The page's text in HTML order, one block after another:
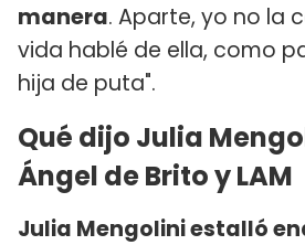
manera. Aparte, yo no la
vida hablé de ella, como
hija de puta".
Qué dijo Julia
Ángel de Brito y LAM
Julia Mengolini estalló